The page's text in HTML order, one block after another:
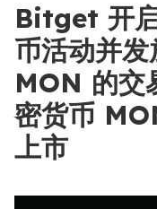
Bitget 开
币活动并
MON 的交
密货币
上市